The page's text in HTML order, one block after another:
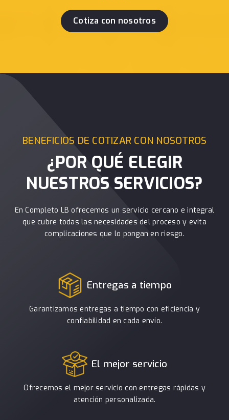
Cotiza con nosotros
BENEFICIOS DE COTIZAR CON NOSOTROS
¿POR QUÉ ELEGIR
NUESTROS SERVICIOS?
En Completo LB ofrecemos un servicio cercano e integral
que cubre todas las necesidades del proceso y evita
complicaciones que lo pongan en riesgo.
Entregas a tiempo
Garantizamos entregas a tiempo con eficiencia y
confiabilidad en cada envío.
El mejor servicio
Ofrecemos el mejor servicio con entregas rápidas y
atención personalizada.